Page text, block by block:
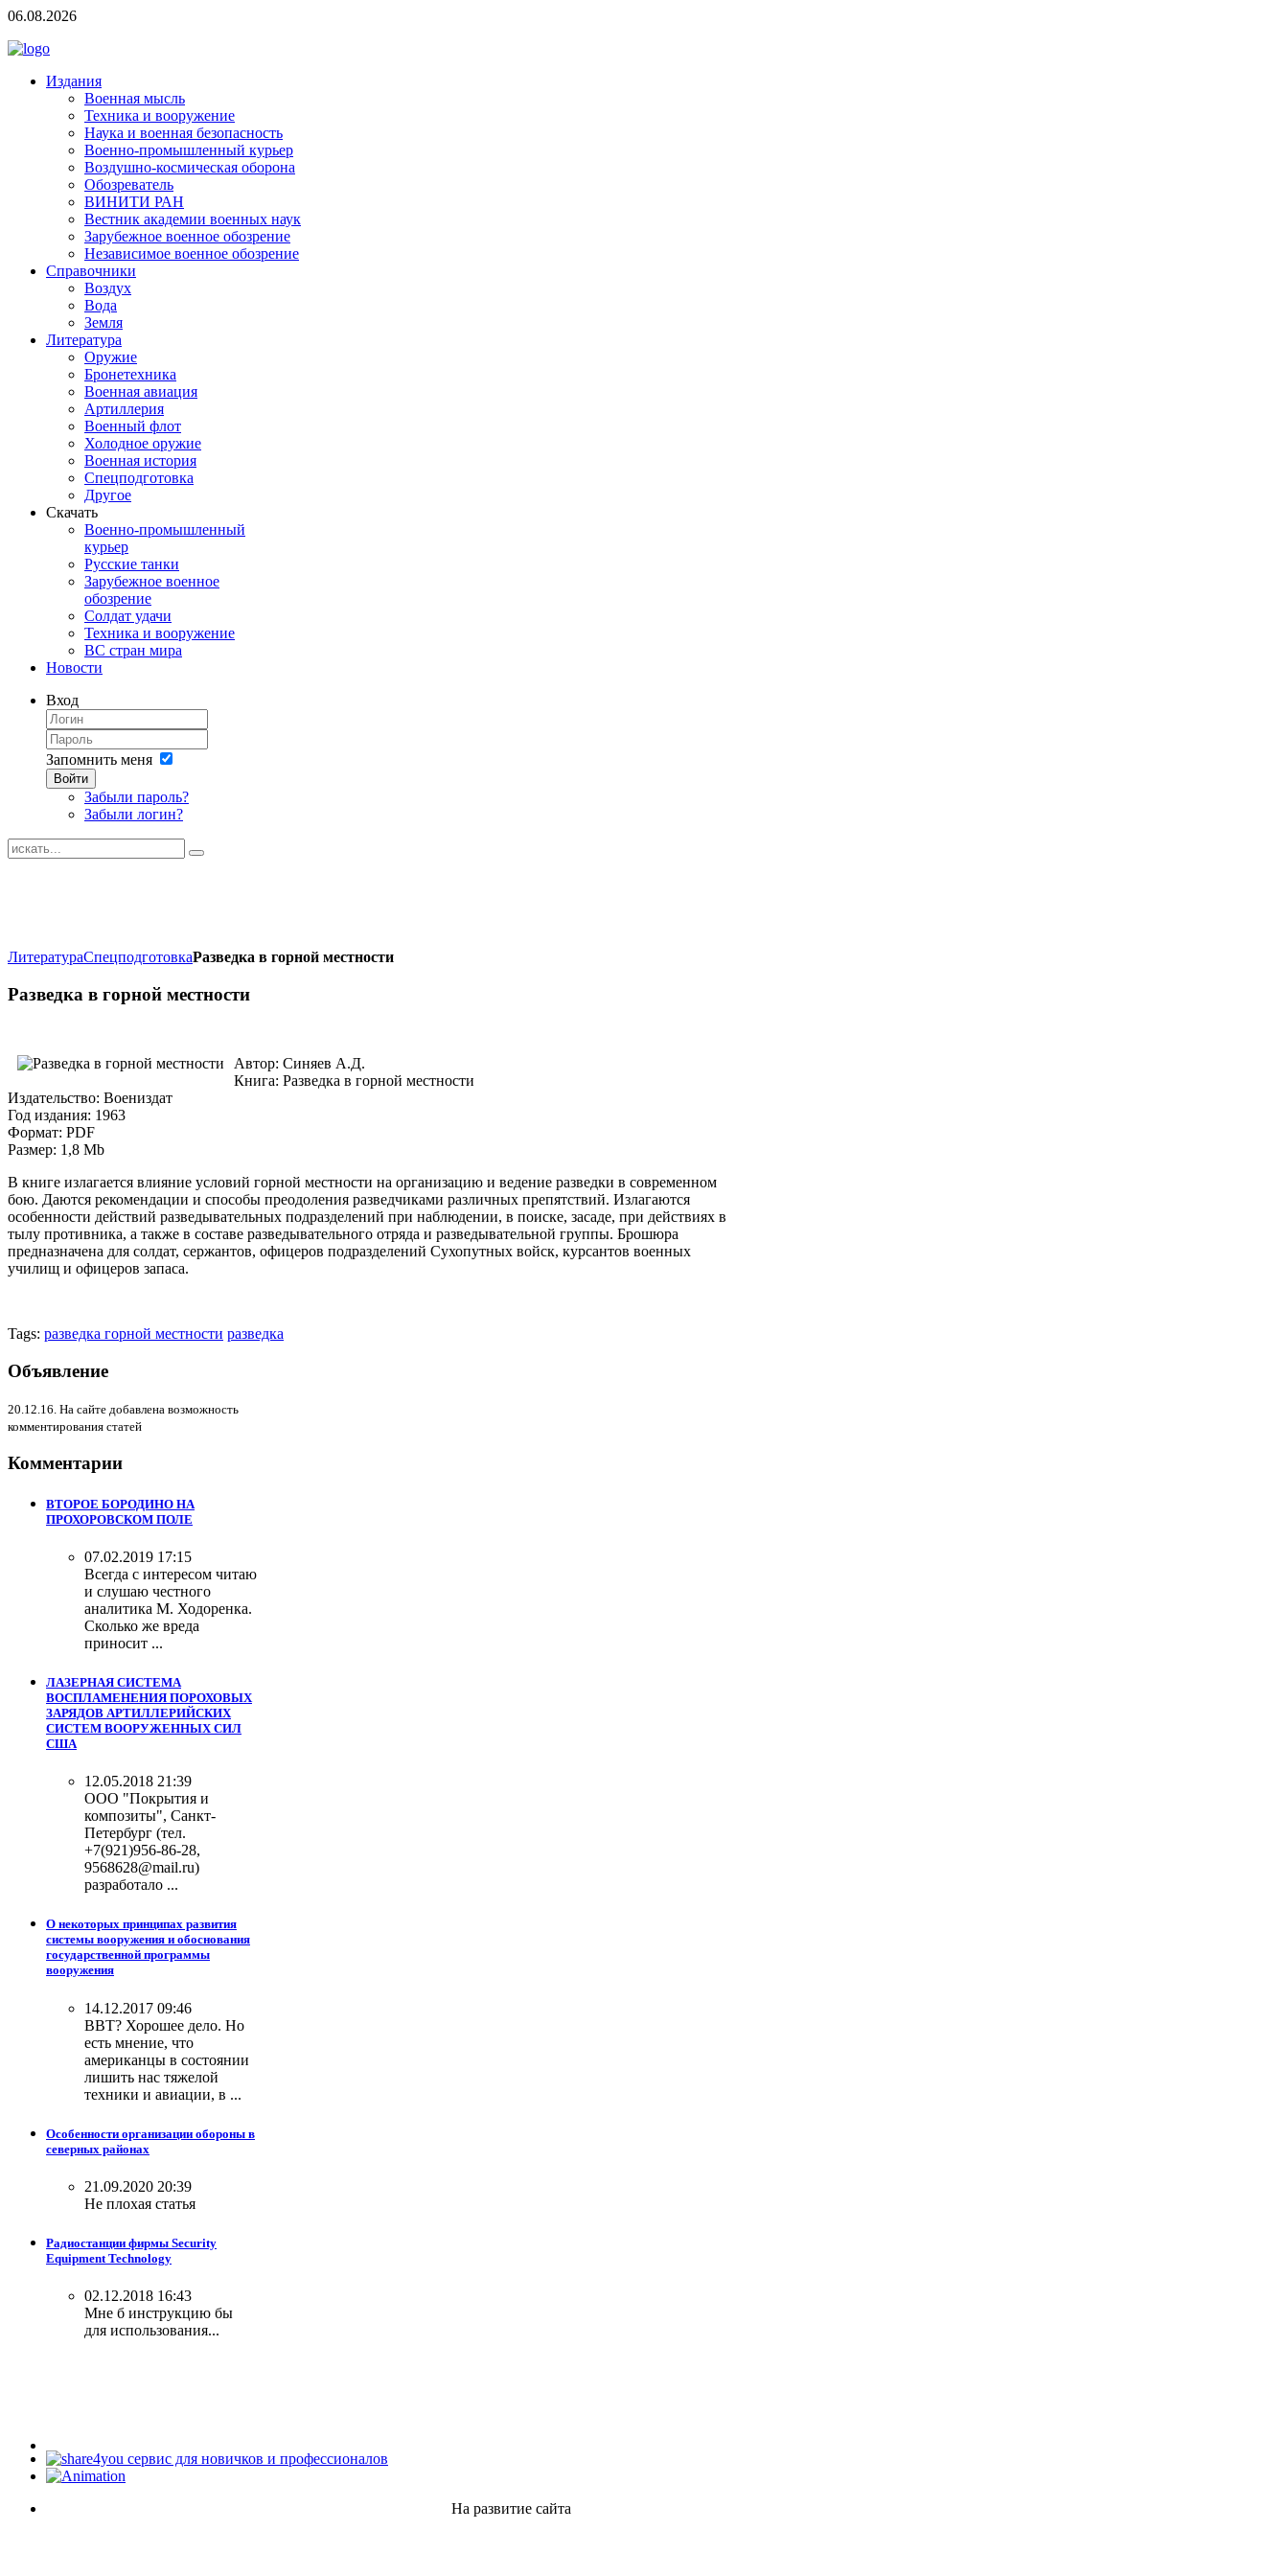
06.08.2026
Издания
Военная мысль
Техника и вооружение
Наука и военная безопасность
Военно-промышленный курьер
Воздушно-космическая оборона
Обозреватель
ВИНИТИ РАН
Вестник академии военных наук
Зарубежное военное обозрение
Независимое военное обозрение
Справочники
Воздух
Вода
Земля
Литература
Оружие
Бронетехника
Военная авиация
Артиллерия
Военный флот
Холодное оружие
Военная история
Спецподготовка
Другое
Скачать
Военно-промышленный
курьер
Русские танки
Зарубежное военное
обозрение
Солдат удачи
Техника и вооружение
ВС стран мира
Новости
Вход
Запомнить меня
Войти
Забыли пароль?
Забыли логин?
ЛитератураСпецподготовкаРазведка в горной местности
Разведка в горной местности
Автор: Синяев А.Д.
Книга: Разведка в горной местности
Издательство: Воениздат
Год издания: 1963
Формат: PDF
Размер: 1,8 Mb
В книге излагается влияние условий горной местности на организацию и ведение разведки в современном
бою. Даются рекомендации и способы преодоления разведчиками различных препятствий. Излагаются
особенности действий разведывательных подразделений при наблюдении, в поиске, засаде, при действиях в
тылу противника, а также в составе разведывательного отряда и разведывательной группы. Брошюра
предназначена для солдат, сержантов, офицеров подразделений Сухопутных войск, курсантов военных
училищ и офицеров запаса.
Tags: разведка горной местности разведка
Объявление
20.12.16. На сайте добавлена возможность
комментирования статей
Комментарии
ВТОРОЕ БОРОДИНО НА
ПРОХОРОВСКОМ ПОЛЕ
07.02.2019 17:15
Всегда с интересом читаю
и слушаю честного
аналитика М. Ходоренка.
Сколько же вреда
приносит ...
ЛАЗЕРНАЯ СИСТЕМА
ВОСПЛАМЕНЕНИЯ ПОРОХОВЫХ
ЗАРЯДОВ АРТИЛЛЕРИЙСКИХ
СИСТЕМ ВООРУЖЕННЫХ СИЛ
США
12.05.2018 21:39
ООО "Покрытия и
композиты", Санкт-
Петербург (тел.
+7(921)956-86-28,
9568628@mail.ru)
разработало ...
О некоторых принципах развития
системы вооружения и обоснования
государственной программы
вооружения
14.12.2017 09:46
ВВТ? Хорошее дело. Но
есть мнение, что
американцы в состоянии
лишить нас тяжелой
техники и авиации, в ...
Особенности организации обороны в
северных районах
21.09.2020 20:39
Не плохая статья
Радиостанции фирмы Security
Equipment Technology
02.12.2018 16:43
Мне б инструкцию бы
для использования...
На развитие сайта